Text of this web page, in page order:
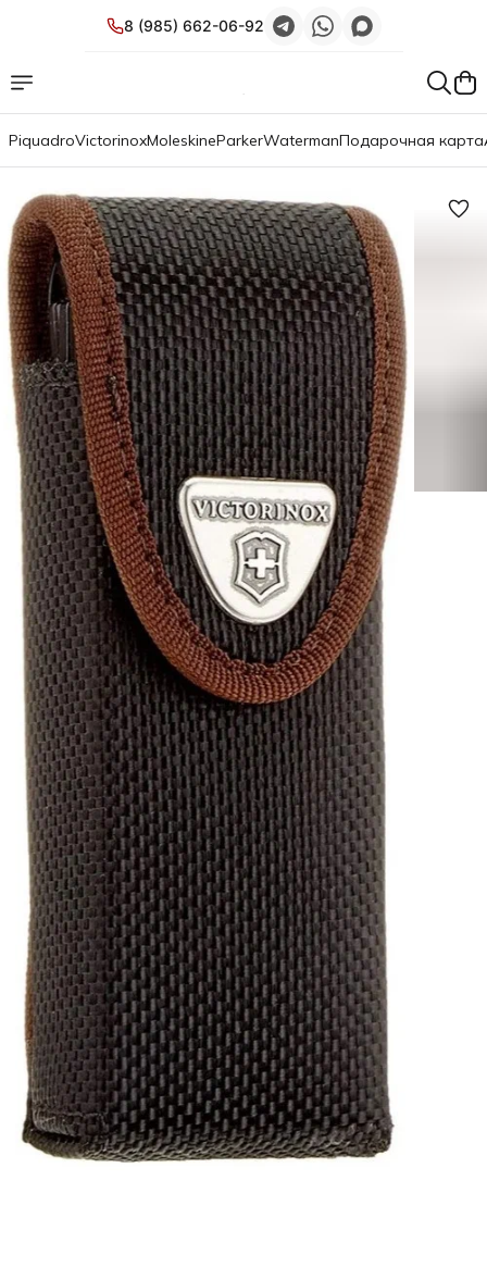
8 (985) 662-06-92
PiquadroVictorinoxMoleskineParkerWatermanПодарочная карта